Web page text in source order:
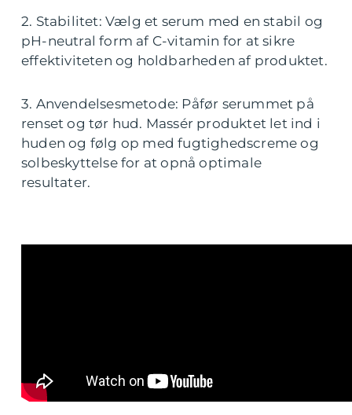
2. Stabilitet: Vælg et serum med en stabil og
pH-neutral form af C-vitamin for at sikre
effektiviteten og holdbarheden af produktet.
3. Anvendelsesmetode: Påfør serummet på
renset og tør hud. Massér produktet let ind i
huden og følg op med fugtighedscreme og
solbeskyttelse for at opnå optimale
resultater.